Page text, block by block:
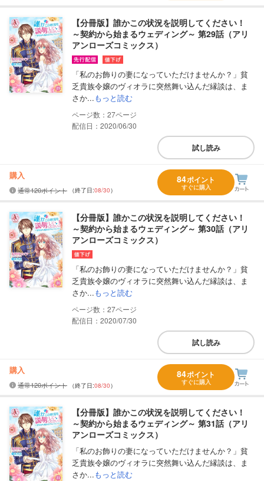
【分冊版】誰かこの状況を説明してください！
～契約から始まるウェディング～ 第29話（アリ
アンローズコミックス）
「私のお飾りの妻になっていただけませんか？」貧
乏貴族令嬢のヴィオラに突然舞い込んだ縁談は、ま
さか...もっと読む
27
配信日：2020/06/30
試し読み
購入
通常120ポイント （終了日:08/30）
84ポイント
すぐに購入
【分冊版】誰かこの状況を説明してください！
～契約から始まるウェディング～ 第30話（アリ
アンローズコミックス）
「私のお飾りの妻になっていただけませんか？」貧
乏貴族令嬢のヴィオラに突然舞い込んだ縁談は、ま
さか...もっと読む
27
配信日：2020/07/30
試し読み
購入
通常120ポイント （終了日:08/30）
84ポイント
すぐに購入
【分冊版】誰かこの状況を説明してください！
～契約から始まるウェディング～ 第31話（アリ
アンローズコミックス）
「私のお飾りの妻になっていただけませんか？」貧
乏貴族令嬢のヴィオラに突然舞い込んだ縁談は、ま
さか...もっと読む